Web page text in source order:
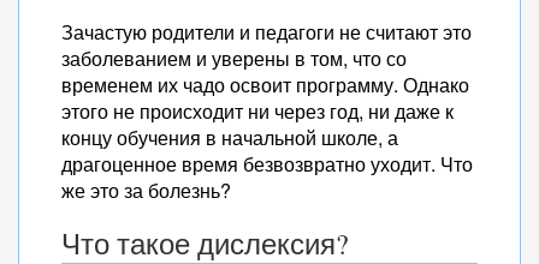
Зачастую родители и педагоги не считают это
заболеванием и уверены в том, что со
временем их чадо освоит программу. Однако
этого не происходит ни через год, ни даже к
концу обучения в начальной школе, а
драгоценное время безвозвратно уходит. Что
же это за болезнь?
Что такое дислексия?